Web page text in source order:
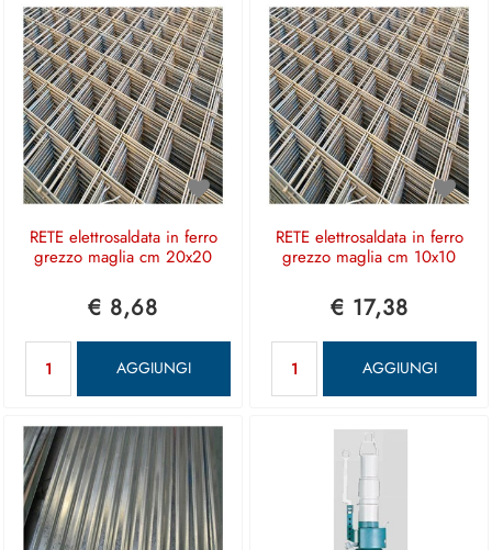
RETE elettrosaldata in ferro
grezzo maglia cm 20x20
€ 8,68
AGGIUNGI
RETE elettrosaldata in ferro
grezzo maglia cm 10x10
€ 17,38
AGGIUNGI